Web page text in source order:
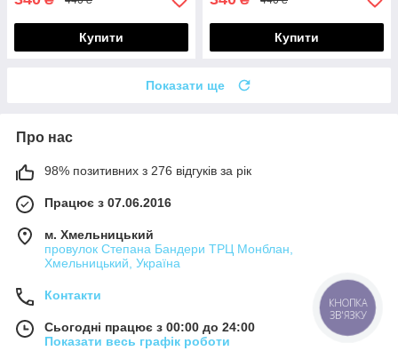
Купити Купити
Показати ще
Про нас
98% позитивних з 276 відгуків за рік
Працює з 07.06.2016
м. Хмельницький
провулок Степана Бандери ТРЦ Монблан,
Хмельницький, Україна
Контакти
Сьогодні працює з 00:00 до 24:00
Показати весь графік роботи
КНОПКА
ЗВ'ЯЗКУ